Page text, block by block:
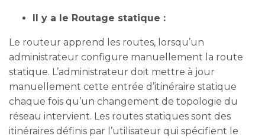
Il y a le Routage statique :
Le routeur apprend les routes, lorsqu’un
administrateur configure manuellement la route
statique. L’administrateur doit mettre à jour
manuellement cette entrée d’itinéraire statique
chaque fois qu’un changement de topologie du
réseau intervient. Les routes statiques sont des
itinéraires définis par l’utilisateur qui spécifient le